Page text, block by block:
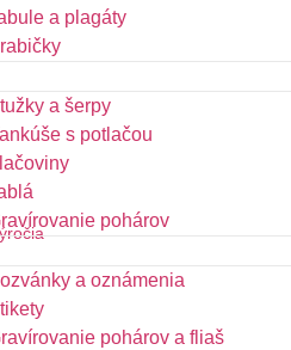
a plagáty
a šerpy
s potlačou
pohárov
a oznámenia
pohárov a fliaš